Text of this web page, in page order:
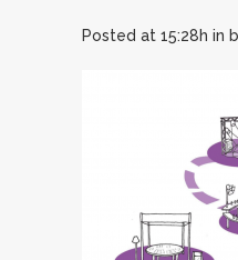
Posted at 15:28h in